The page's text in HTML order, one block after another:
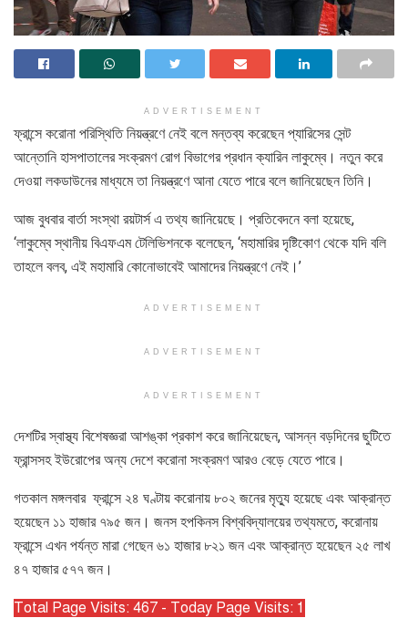
ADVERTISEMENT
ফ্রান্সে করোনা পরিস্থিতি নিয়ন্ত্রণে নেই বলে মন্তব্য করেছেন প্যারিসের সেন্ট
আন্তোনি হাসপাতালের সংক্রমণ রোগ বিভাগের প্রধান ক্যারিন লাকুম্বে। নতুন করে
দেওয়া লকডাউনের মাধ্যমে তা নিয়ন্ত্রণে আনা যেতে পারে বলে জানিয়েছেন তিনি।
আজ বুধবার বার্তা সংস্থা রয়টার্স এ তথ্য জানিয়েছে। প্রতিবেদনে বলা হয়েছে,
‘লাকুম্বে স্থানীয় বিএফএম টেলিভিশনকে বলেছেন, ‘মহামারির দৃষ্টিকোণ থেকে যদি বলি
তাহলে বলব, এই মহামারি কোনোভাবেই আমাদের নিয়ন্ত্রণে নেই।’
ADVERTISEMENT
ADVERTISEMENT
ADVERTISEMENT
দেশটির স্বাস্থ্য বিশেষজ্ঞরা আশঙ্কা প্রকাশ করে জানিয়েছেন, আসন্ন বড়দিনের ছুটিতে
ফ্রান্সসহ ইউরোপের অন্য দেশে করোনা সংক্রমণ আরও বেড়ে যেতে পারে।
গতকাল মঙ্গলবার ফ্রান্সে ২৪ ঘণ্টায় করোনায় ৮০২ জনের মৃত্যু হয়েছে এবং আক্রান্ত
হয়েছেন ১১ হাজার ৭৯৫ জন। জনস হপকিনস বিশ্ববিদ্যালয়ের তথ্যমতে, করোনায়
ফ্রান্সে এখন পর্যন্ত মারা গেছেন ৬১ হাজার ৮২১ জন এবং আক্রান্ত হয়েছেন ২৫ লাখ
৪৭ হাজার ৫৭৭ জন।
Total Page Visits: 467 - Today Page Visits: 1